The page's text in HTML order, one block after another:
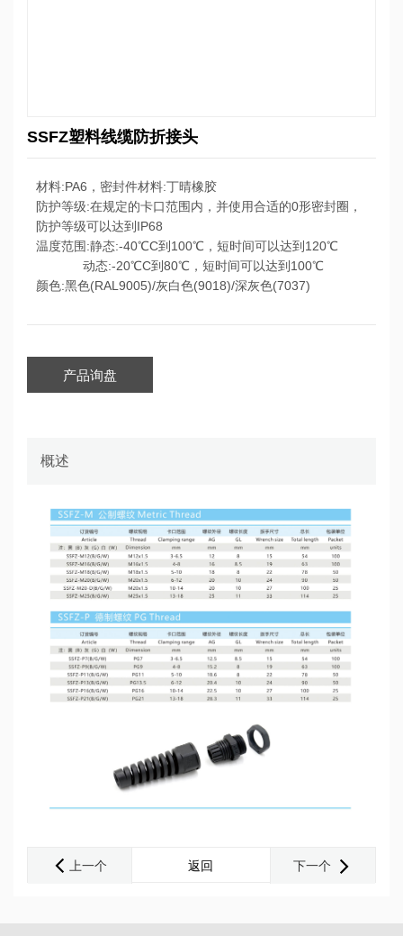
SSFZ塑料线缆防折接头
材料:PA6，密封件材料:丁晴橡胶
防护等级:在规定的卡口范围内，并使用合适的0形密封圈，
防护等级可以达到IP68
温度范围:静态:-40℃C到100℃，短时间可以达到120℃
动态:-20℃C到80℃，短时间可以达到100℃
颜色:黑色(RAL9005)/灰白色(9018)/深灰色(7037)
产品询盘
概述
上一个 返回 下一个